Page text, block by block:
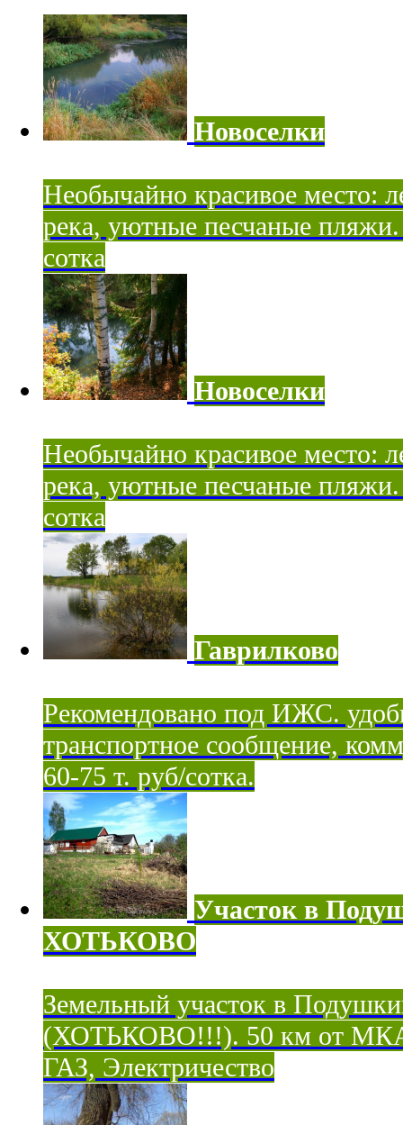
Новоселки
Необычайно красивое место:
река, уютные песчаные
сотка
Новоселки
Необычайно красивое место:
река, уютные песчаные
сотка
Гаврилково
Рекомендовано под ИЖС.
транспортное сообщение,
60-75 т. руб/сотка.
Участок в
ХОТЬКОВО
Земельный участок в
(ХОТЬКОВО!!!). 50 км от
ГАЗ, Электричество